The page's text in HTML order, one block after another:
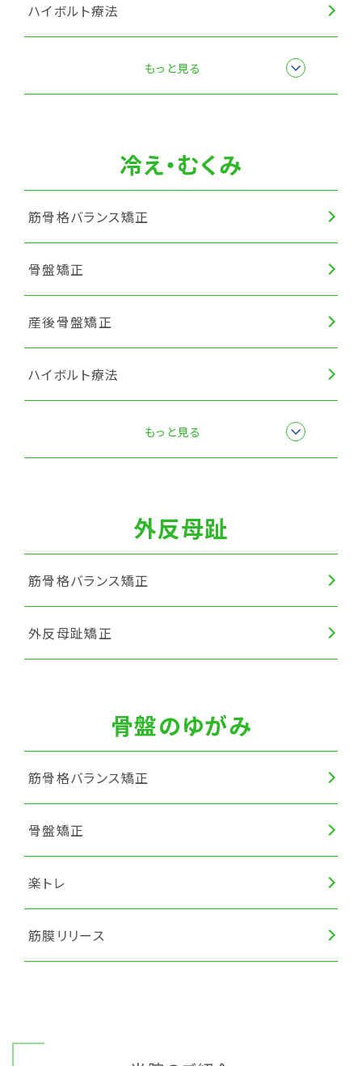
ハイボルト療法
もっと見る
冷え・むくみ
筋骨格バランス矯正
骨盤矯正
産後骨盤矯正
ハイボルト療法
もっと見る
外反母趾
筋骨格バランス矯正
外反母趾矯正
骨盤のゆがみ
筋骨格バランス矯正
骨盤矯正
楽トレ
筋膜リリース